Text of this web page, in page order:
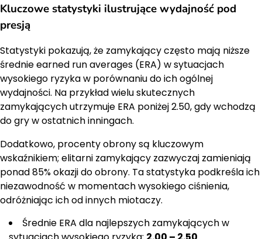
Kluczowe statystyki ilustrujące wydajność pod
presją
Statystyki pokazują, że zamykający często mają niższe
średnie earned run averages (ERA) w sytuacjach
wysokiego ryzyka w porównaniu do ich ogólnej
wydajności. Na przykład wielu skutecznych
zamykających utrzymuje ERA poniżej 2.50, gdy wchodzą
do gry w ostatnich inningach.
Dodatkowo, procenty obrony są kluczowym
wskaźnikiem; elitarni zamykający zazwyczaj zamieniają
ponad 85% okazji do obrony. Ta statystyka podkreśla ich
niezawodność w momentach wysokiego ciśnienia,
odróżniając ich od innych miotaczy.
Średnie ERA dla najlepszych zamykających w